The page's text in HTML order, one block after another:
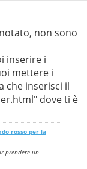
non sono
inserire i
mettere i
che inserisci il
dove ti è
rosso per la
prendere un